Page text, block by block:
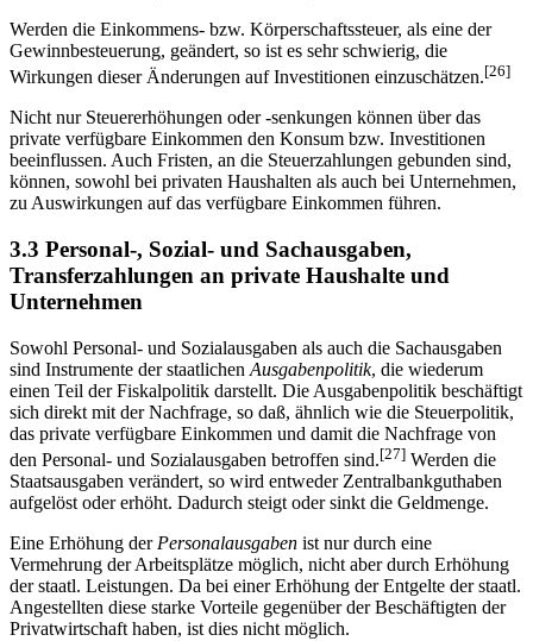
Werden die Einkommens- bzw. Körperschaftssteuer, als eine der
Gewinnbesteuerung, geändert, so ist es sehr schwierig, die
Wirkungen dieser Änderungen auf Investitionen einzuschätzen.[26]
Nicht nur Steuererhöhungen oder -senkungen können über das
private verfügbare Einkommen den Konsum bzw. Investitionen
beeinflussen. Auch Fristen, an die Steuerzahlungen gebunden sind,
können, sowohl bei privaten Haushalten als auch bei Unternehmen,
zu Auswirkungen auf das verfügbare Einkommen führen.
3.3 Personal-, Sozial- und Sachausgaben,
Transferzahlungen an private Haushalte und
Unternehmen
Sowohl Personal- und Sozialausgaben als auch die Sachausgaben
sind Instrumente der staatlichen Ausgabenpolitik, die wiederum
einen Teil der Fiskalpolitik darstellt. Die Ausgabenpolitik beschäftigt
sich direkt mit der Nachfrage, so daß, ähnlich wie die Steuerpolitik,
das private verfügbare Einkommen und damit die Nachfrage von
den Personal- und Sozialausgaben betroffen sind.[27] Werden die
Staatsausgaben verändert, so wird entweder Zentralbankguthaben
aufgelöst oder erhöht. Dadurch steigt oder sinkt die Geldmenge.
Eine Erhöhung der Personalausgaben ist nur durch eine
Vermehrung der Arbeitsplätze möglich, nicht aber durch Erhöhung
der staatl. Leistungen. Da bei einer Erhöhung der Entgelte der staatl.
Angestellten diese starke Vorteile gegenüber der Beschäftigten der
Privatwirtschaft haben, ist dies nicht möglich.